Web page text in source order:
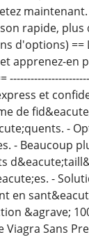
rapide,
d'options) ==
apprenez-en
et
de
-
- Beaucoup
-
en
&agrave;
Viagra Sans